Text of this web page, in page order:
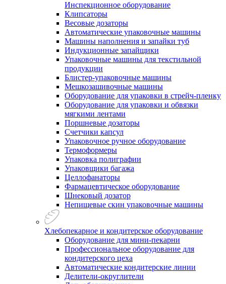
Инспекционное оборудование
Клипсаторы
Весовые дозаторы
Автоматические упаковочные машины
Машины наполнения и запайки туб
Индукционные запайщики
Упаковочные машины для текстильной
продукции
Блистер-упаковочные машины
Мешкозашивочные машины
Оборудование для упаковки в стрейч-пленку
Оборудование для упаковки и обвязки
мягкими лентами
Поршневые дозаторы
Счетчики капсул
Упаковочное ручное оборудование
Термоформеры
Упаковка полиграфии
Упаковщики багажа
Целлофанаторы
Фармацевтическое оборудование
Шнековый дозатор
Непищевые скин упаковочные машины
Хлебопекарное и кондитерское оборудование
Оборудование для мини-пекарни
Профессиональное оборудование для
кондитерского цеха
Автоматические кондитерские линии
Делители-округлители